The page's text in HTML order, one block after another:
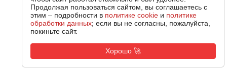
Продолжая пользоваться сайтом, вы соглашаетесь с
этим – подробности в политике cookie и политике
обработки данных; если вы не согласны, пожалуйста,
покиньте сайт.
Хорошо 🚀